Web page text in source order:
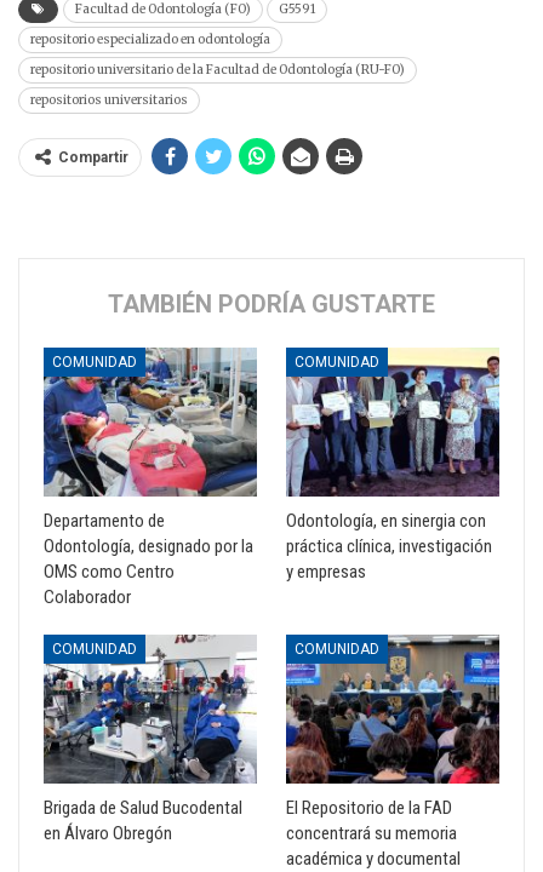
Facultad de Odontología (FO)
G5591
repositorio especializado en odontología
repositorio universitario de la Facultad de Odontología (RU-FO)
repositorios universitarios
Compartir
TAMBIÉN PODRÍA GUSTARTE
COMUNIDAD
Departamento de
Odontología, designado por la
OMS como Centro
Colaborador
COMUNIDAD
Odontología, en sinergia con
práctica clínica, investigación
y empresas
COMUNIDAD
Brigada de Salud Bucodental
en Álvaro Obregón
COMUNIDAD
El Repositorio de la FAD
concentrará su memoria
académica y documental